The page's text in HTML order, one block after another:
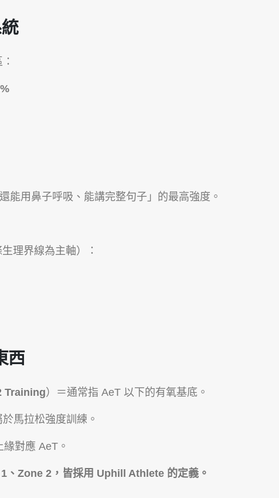
能用鼻子呼吸、能講完整句子」的最高強度。
理界線為主軸）：
西
Training）＝通常指 AeT 以下的有氧基底。
馬拉松強度訓練。
對應 AeT。
、Zone 2，皆採用 Uphill Athlete 的定義。